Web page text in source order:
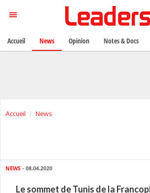
Accueil News
NEWS - 08.04.2020
Le sommet de Tunis de la
Accueil News Opinion Notes & Docs